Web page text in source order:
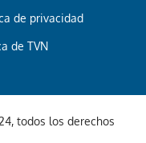
de privacidad
de TVN
todos los derechos